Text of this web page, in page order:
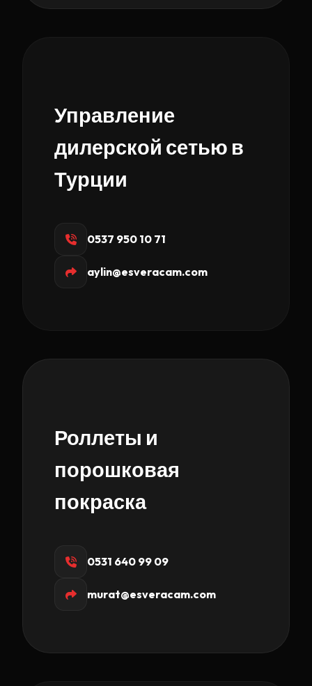
Управление
дилерской сетью в
Турции
0537 950 10 71
aylin@esveracam.com
Роллеты и
порошковая
покраска
0531 640 99 09
murat@esveracam.com